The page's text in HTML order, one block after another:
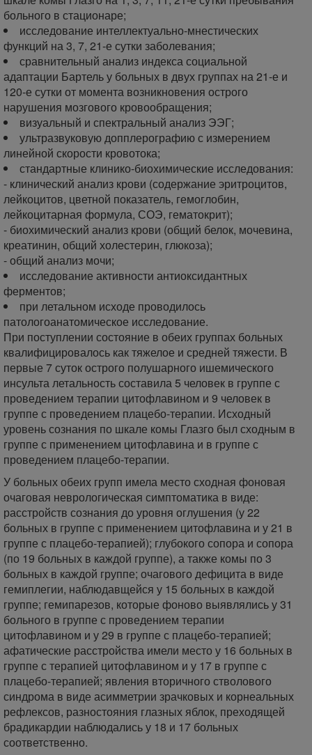
больного в стационаре;
исследование интеллектуально-мнестических
функций на 3, 7, 21-е сутки заболевания;
сравнительный анализ индекса социальной
адаптации Бартель у больных в двух группах на 21-е и
120-е сутки от момента возникновения острого
нарушения мозгового кровообращения;
визуальный и спектральный анализ ЭЭГ;
ультразвуковую допплерографию с измерением
линейной скорости кровотока;
стандартные клинико-биохимические исследования:
- клинический анализ крови (содержание эритроцитов,
лейкоцитов, цветной показатель, гемоглобин,
лейкоцитарная формула, СОЭ, гематокрит);
- биохимический анализ крови (общий белок, мочевина,
креатинин, общий холестерин, глюкоза);
- общий анализ мочи;
исследование активности антиоксидантных
ферментов;
при летальном исходе проводилось
патологоанатомическое исследование.
При поступлении состояние в обеих группах больных
квалифицировалось как тяжелое и средней тяжести. В
первые 7 суток острого полушарного ишемического
инсульта летальность составила 5 человек в группе с
проведением терапии цитофлавином и 9 человек в
группе с проведением плацебо-терапии. Исходный
уровень сознания по шкале комы Глазго был сходным в
группе с применением цитофлавина и в группе с
проведением плацебо-терапии.
У больных обеих групп имела место сходная фоновая
очаговая неврологическая симптоматика в виде:
расстройств сознания до уровня оглушения (у 22
больных в группе с применением цитофлавина и у 21 в
группе с плацебо-терапией); глубокого сопора и сопора
(по 19 больных в каждой группе), а также комы по 3
больных в каждой группе; очагового дефицита в виде
гемиплегии, наблюдавщейся у 15 больных в каждой
группе; гемипарезов, которые фоново выявлялись у 31
больного в группе с проведением терапии
цитофлавином и у 29 в группе с плацебо-терапией;
афатические расстройства имели место у 16 больных в
группе с терапией цитофлавином и у 17 в группе с
плацебо-терапией; явления вторичного стволового
синдрома в виде асимметрии зрачковых и корнеальных
рефлексов, разностояния глазных яблок, преходящей
брадикардии наблюдались у 18 и 17 больных
соответственно.